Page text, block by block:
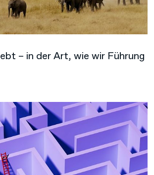
– in der Art, wie wir Führung